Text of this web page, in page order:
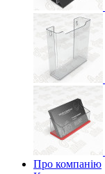
Про компанію